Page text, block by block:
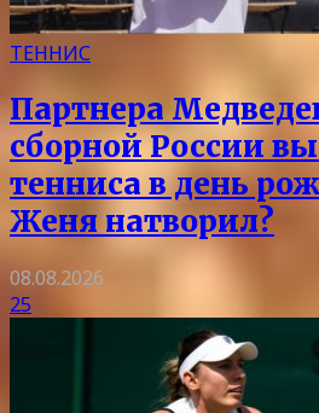
ТЕННИС
Партнера
сборной России
тенниса в день
Женя натворил?
08.08.2026
25